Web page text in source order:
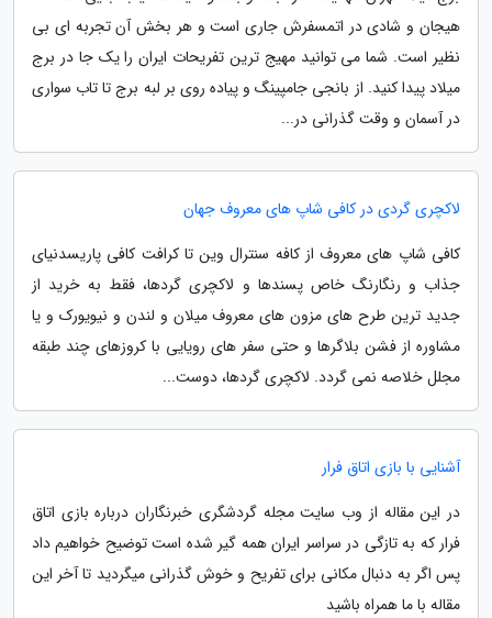
هیجان و شادی در اتمسفرش جاری است و هر بخش آن تجربه ای بی
نظیر است. شما می توانید مهیج ترین تفریحات ایران را یک جا در برج
میلاد پیدا کنید. از بانجی جامپینگ و پیاده روی بر لبه برج تا تاب سواری
در آسمان و وقت گذرانی در...
لاکچری گردی در کافی شاپ های معروف جهان
کافی شاپ های معروف از کافه سنترال وین تا کرافت کافی پاریسدنیای
جذاب و رنگارنگ خاص پسندها و لاکچری گردها، فقط به خرید از
جدید ترین طرح های مزون های معروف میلان و لندن و نیویورک و یا
مشاوره از فشن بلاگرها و حتی سفر های رویایی با کروزهای چند طبقه
مجلل خلاصه نمی گردد. لاکچری گردها، دوست...
آشنایی با بازی اتاق فرار
در این مقاله از وب سایت مجله گردشگری خبرنگاران درباره بازی اتاق
فرار که به تازگی در سراسر ایران همه گیر شده است توضیح خواهیم داد
پس اگر به دنبال مکانی برای تفریح و خوش گذرانی میگردید تا آخر این
مقاله با ما همراه باشید